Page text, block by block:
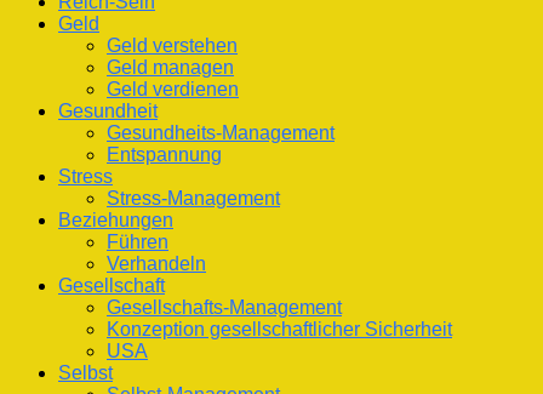
Geld
Geld verstehen
Geld managen
Geld verdienen
Gesundheit
Gesundheits-Management
Entspannung
Stress
Stress-Management
Beziehungen
Führen
Verhandeln
Gesellschaft
Gesellschafts-Management
Konzeption gesellschaftlicher Sicherheit
USA
Selbst